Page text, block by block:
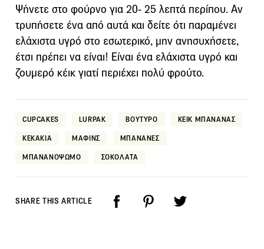
Ψήνετε στο φούρνο για 20- 25 λεπτά περίπου. Αν
τρυπήσετε ένα από αυτά και δείτε ότι παραμένει
ελάχιστα υγρό στο εσωτερικό, μην ανησυχήσετε,
έτσι πρέπει να είναι! Είναι ένα ελάχιστα υγρό και
ζουμερό κέικ γιατί περιέχει πολύ φρούτο.
CUPCAKES LURPAK ΒΟΥΤΥΡΟ ΚΕΙΚ ΜΠΑΝΑΝΑΣ
ΚΕΚΑΚΙΑ ΜΑΦΙΝΣ ΜΠΑΝΑΝΕΣ
ΜΠΑΝΑΝΟΨΩΜΟ ΣΟΚΟΛΑΤΑ
SHARE THIS ARTICLE